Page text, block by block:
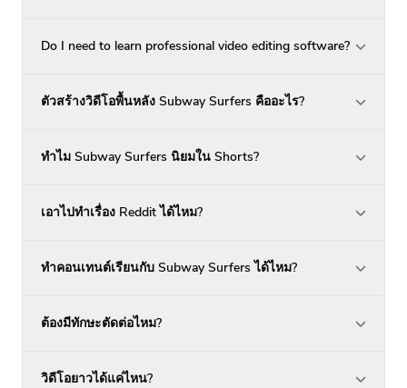
Do I need to learn professional video editing software?
ตัวสร้างวิดีโอพื้นหลัง Subway Surfers คืออะไร?
ทำไม Subway Surfers นิยมใน Shorts?
เอาไปทำเรื่อง Reddit ได้ไหม?
ทำคอนเทนต์เรียนกับ Subway Surfers ได้ไหม?
ต้องมีทักษะตัดต่อไหม?
วิดีโอยาวได้แค่ไหน?